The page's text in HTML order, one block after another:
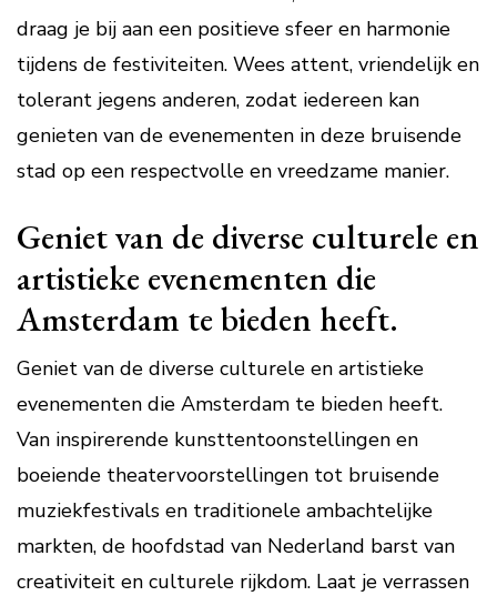
draag je bij aan een positieve sfeer en harmonie
tijdens de festiviteiten. Wees attent, vriendelijk en
tolerant jegens anderen, zodat iedereen kan
genieten van de evenementen in deze bruisende
stad op een respectvolle en vreedzame manier.
Geniet van de diverse culturele en
artistieke evenementen die
Amsterdam te bieden heeft.
Geniet van de diverse culturele en artistieke
evenementen die Amsterdam te bieden heeft.
Van inspirerende kunsttentoonstellingen en
boeiende theatervoorstellingen tot bruisende
muziekfestivals en traditionele ambachtelijke
markten, de hoofdstad van Nederland barst van
creativiteit en culturele rijkdom. Laat je verrassen